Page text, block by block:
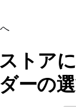
トア
ーの